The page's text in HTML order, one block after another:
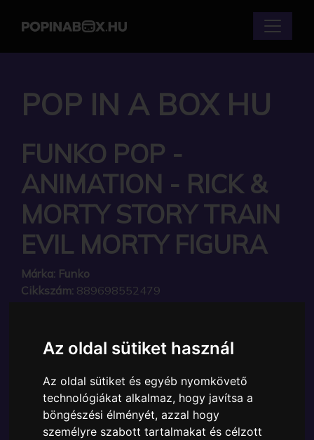
Az oldal sütiket használ
Az oldal sütiket és egyéb nyomkövető
technológiákat alkalmaz, hogy javítsa a
böngészési élményét, azzal hogy
személyre szabott tartalmakat és célzott
POP IN A BOX HU
FUNKO POP -
ANIMATION - RICK &
MORTY STORY TRAIN
EVIL MORTY FIGURA
Márka: Funko
Cikkszám: 889698552479
A Funko POP - Animation egyik népszerű terméke a
Evil Morty figura, amely ablakos csomagolásban
azaz - POP In a Box - várja új gazdáját.
A termék sajnos nem elérhető, nézd meg